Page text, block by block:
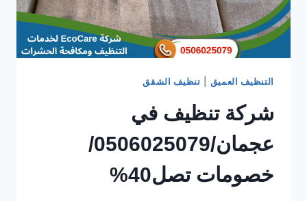
التنظيف العميق تنظيف الشقق
شركة تنظيف في
عجمان/0506025079/
خصومات تصل40%